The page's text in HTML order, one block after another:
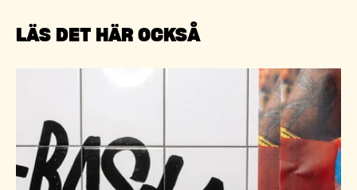
LÄS DET HÄR OCKSÅ